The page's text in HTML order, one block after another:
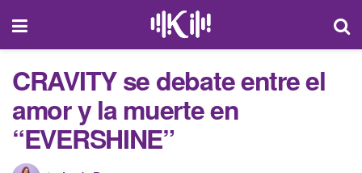
CRAVITY se debate entre el
amor y la muerte en
“EVERSHINE”